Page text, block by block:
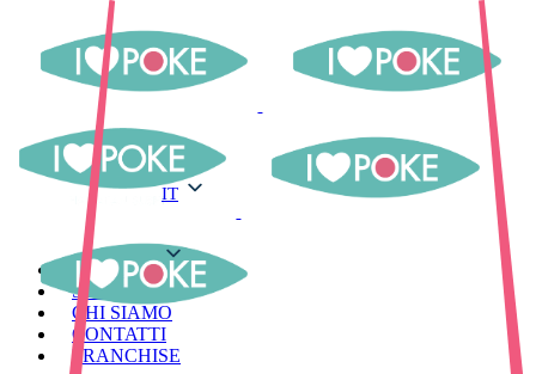
IT
MENU
STORES
CHI SIAMO
CONTATTI
FRANCHISE